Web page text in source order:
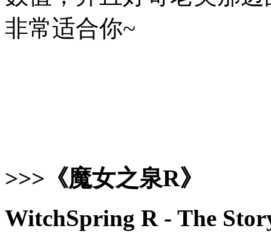
非常适合你~
>>>《魔女之泉R》
WitchSpring R - The